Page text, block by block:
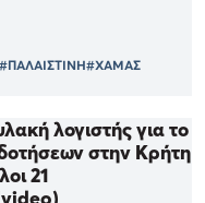
#ΠΑΛΑΙΣΤΙΝΗ#ΧΑΜΑΣ
λογιστής για το
στην Κρήτη
21